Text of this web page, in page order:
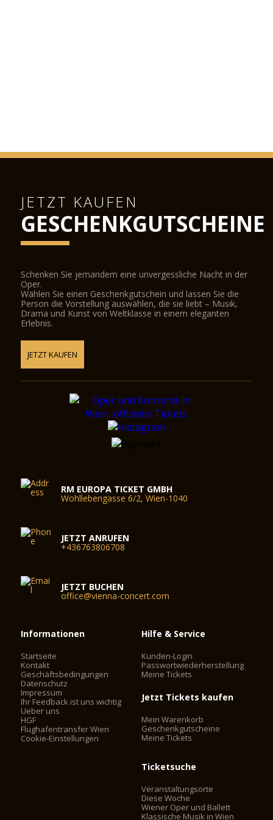
JETZT KAUFEN
GESCHENKGUTSCHEINE
Schenken Sie jemandem eine unvergessliche Nacht in der
Oper.
Wählen Sie einen Geschenkgutschein und lassen Sie die
Person die Vorstellung auswählen, die sie liebt – Musik,
Drama und Kunst von Weltklasse in einem eleganten
Erlebnis.
JETZT KAUFEN
RM EUROPA TICKET GMBH
Wohllebengasse 6/2, Wien-1040
JETZT ANRUFEN
+436763806708
JETZT BUCHEN
office@vienna-concert.com
Informationen
Startseite
Kontakt
Geschäftsbedingungen
Datenschutz
Impressum
Ihr Feedback ist uns wichtig
Ueber uns
HGF
Flughafentransfer Wien
Cookie-Einstellungen
Hilfe & Service
Kunden-Login
Passwortwiederherstellung
Meine Tickets
Jetzt Tickets kaufen
Mein Warenkorb
Geschenkgutscheine
Meine Tickets
Ticketsuche
Veranstaltungsorte
Diese Woche
Wiener Oper und Ballett
Klassische Musik in Wien